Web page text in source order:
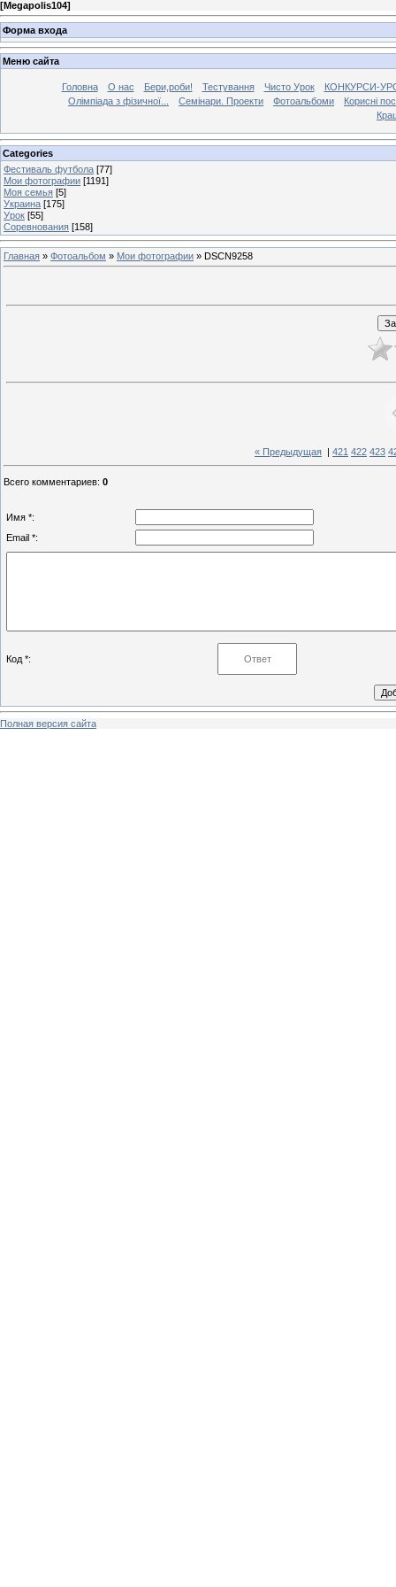
[Megapolis104]
Форма входа
Меню сайта
Головна О нас Бери,роби! Тестування Чисто Урок
КОНКУРСИ-
Олімпіада з фізичної...
Семінари. Проекти Фотоальбоми
Корисні
Categories
Фестиваль футбола [77]
Мои фотографии [1191]
Моя семья [5]
Украина [175]
Урок [55]
Соревнования [158]
Главная » Фотоальбом » Мои фотографии » DSCN9258
« Предыдущая 421 422 423
Всего комментариев: 0
Имя *:
Email *:
Код *:
Полная версия сайта